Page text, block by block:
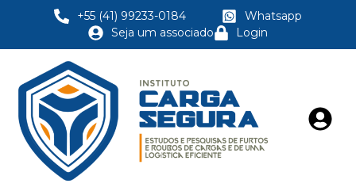
+55 (41) 99233-0184
Whatsapp
Seja um associado
Login